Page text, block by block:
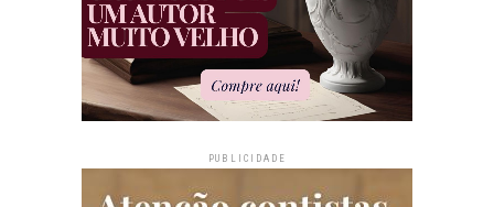
PUBLICIDADE